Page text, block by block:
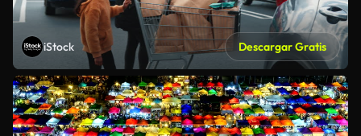
iStock Descargar Gratis